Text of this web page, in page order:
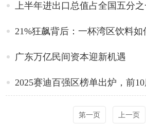
上半年进出口总值占全国五分
21%狂飙背后：一杯湾区饮料如
广东万亿民间资本迎新机遇
2025赛迪百强区榜单出炉，前
第一页 上一页